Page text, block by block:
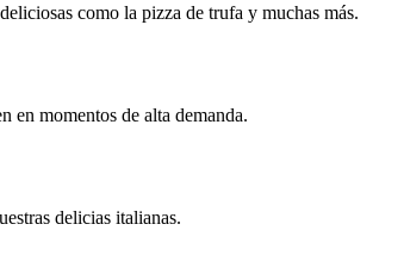
como la pizza de trufa y muchas más.
en momentos de alta demanda.
delicias italianas.